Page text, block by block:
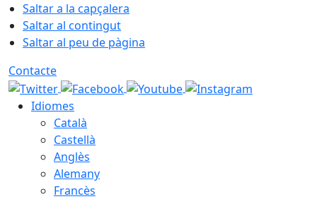
Saltar a la capçalera
Saltar al contingut
Saltar al peu de pàgina
Contacte
Idiomes
Català
Castellà
Anglès
Alemany
Francès